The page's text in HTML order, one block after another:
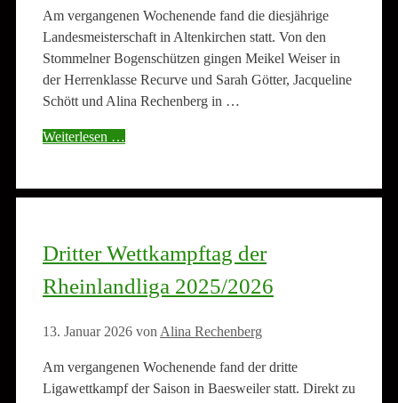
Am vergangenen Wochenende fand die diesjährige
Landesmeisterschaft in Altenkirchen statt. Von den
Stommelner Bogenschützen gingen Meikel Weiser in
der Herrenklasse Recurve und Sarah Götter, Jacqueline
Schött und Alina Rechenberg in …
Weiterlesen …
Dritter Wettkampftag der
Rheinlandliga 2025/2026
13. Januar 2026 von Alina Rechenberg
Am vergangenen Wochenende fand der dritte
Ligawettkampf der Saison in Baesweiler statt. Direkt zu